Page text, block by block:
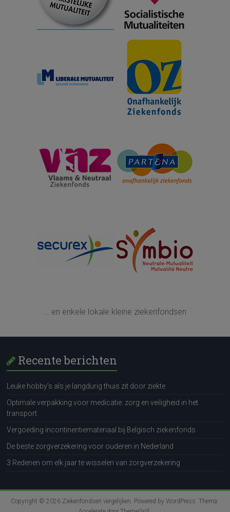
... en enkele lokale kleine ziekenfondsen
Recente berichten
Leuke hobby’s als je langdurig thuis zit door ziekte
Optimale verpakking voor medicatie: zorg en veiligheid in het
transport
Vergoeding incontinentiemateriaal bij Belgisch ziekenfonds
De beste zorgverzekering voor ouderen in Nederland
3 Redenen om elk jaar te wisselen van zorgverzekering
Copyright © 2026 Ziekenfondsen vergelijken. Powered byWordPress. Thema: